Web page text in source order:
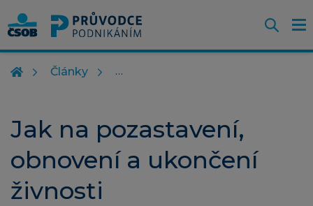
Články
Jak na pozastavení,
obnovení a ukončení
živnosti